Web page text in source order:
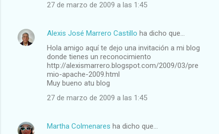
27 de marzo de 2009 a las 1:45
Alexis José Marrero Castillo ha dicho que…
Hola amigo aquí te dejo una invitación a mi blog
donde tienes un reconocimiento
http://alexismarrero.blogspot.com/2009/03/pre
mio-apache-2009.html
Muy bueno atu blog
27 de marzo de 2009 a las 1:45
Martha Colmenares ha dicho que…